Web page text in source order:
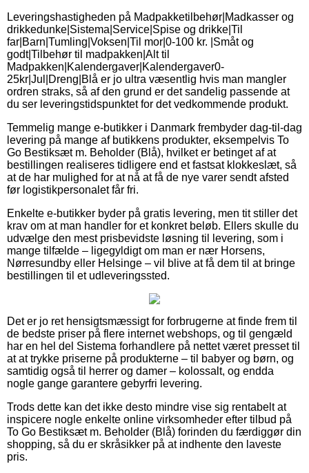
Leveringshastigheden på Madpakketilbehør|Madkasser og
drikkedunke|Sistema|Service|Spise og drikke|Til
far|Barn|Tumling|Voksen|Til mor|0-100 kr. |Småt og
godt|Tilbehør til madpakken|Alt til
Madpakken|Kalendergaver|Kalendergaver0-
25kr|Jul|Dreng|Blå er jo ultra væsentlig hvis man mangler
ordren straks, så af den grund er det sandelig passende at
du ser leveringstidspunktet for det vedkommende produkt.
Temmelig mange e-butikker i Danmark frembyder dag-til-dag
levering på mange af butikkens produkter, eksempelvis To
Go Bestiksæt m. Beholder (Blå), hvilket er betinget af at
bestillingen realiseres tidligere end et fastsat klokkeslæt, så
at de har mulighed for at nå at få de nye varer sendt afsted
før logistikpersonalet får fri.
Enkelte e-butikker byder på gratis levering, men tit stiller det
krav om at man handler for et konkret beløb. Ellers skulle du
udvælge den mest prisbevidste løsning til levering, som i
mange tilfælde – ligegyldigt om man er nær Horsens,
Nørresundby eller Helsinge – vil blive at få dem til at bringe
bestillingen til et udleveringssted.
Det er jo ret hensigtsmæssigt for forbrugerne at finde frem til
de bedste priser på flere internet webshops, og til gengæld
har en hel del Sistema forhandlere på nettet været presset til
at at trykke priserne på produkterne – til babyer og børn, og
samtidig også til herrer og damer – kolossalt, og endda
nogle gange garantere gebyrfri levering.
Trods dette kan det ikke desto mindre vise sig rentabelt at
inspicere nogle enkelte online virksomheder efter tilbud på
To Go Bestiksæt m. Beholder (Blå) forinden du færdiggør din
shopping, så du er skråsikker på at indhente den laveste
pris.